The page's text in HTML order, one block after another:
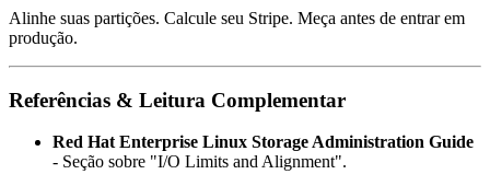
Alinhe suas partições. Calcule seu Stripe. Meça antes de entrar em
produção.
Referências & Leitura Complementar
Red Hat Enterprise Linux Storage Administration Guide
- Seção sobre "I/O Limits and Alignment".